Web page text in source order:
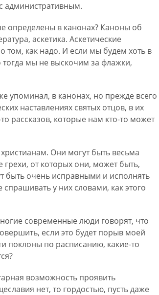
административным.
определены в канонах? Каноны об
аскетика. Аскетические
том, как надо. И если мы будем хоть в
тогда мы не выскочим за флажки,
упоминал, в канонах, но прежде всего
наставлениях святых отцов, в их
рассказов, которые нам кто-то может
Они могут быть весьма
от которых они, может быть,
быть очень исправными и исполнять
у них словами, как этого
современные люди говорят, что
если это будет порыв моей
поклоны по расписанию, какие-то
возможность проявить
нет, то гордостью, пусть даже